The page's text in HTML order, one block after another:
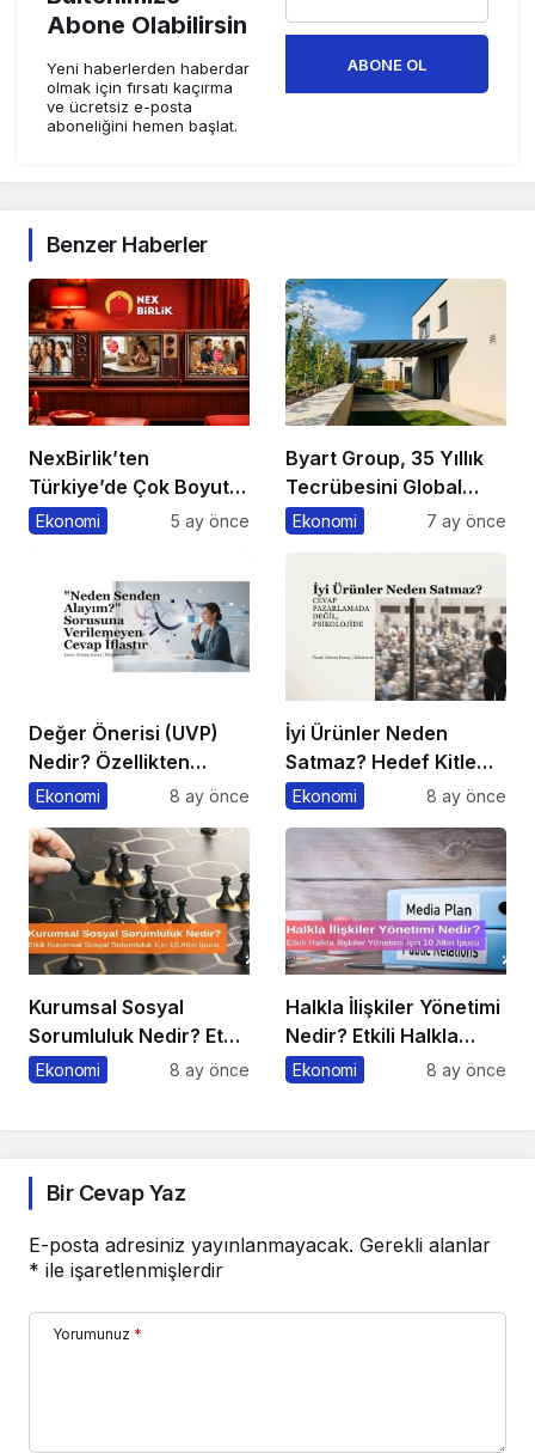
Abone Olabilirsin
Yeni haberlerden haberdar
olmak için fırsatı kaçırma
ve ücretsiz e-posta
aboneliğini hemen başlat.
ABONE OL
Benzer Haberler
NexBirlik’ten
Türkiye’de Çok Boyutlu
Marka Hamlesi
Ekonomi 5 ay önce
Byart Group, 35 Yıllık
Tecrübesini Global
Başarıya Dönüştürüyor
Ekonomi 7 ay önce
Değer Önerisi (UVP)
Nedir? Özellikten
Faydaya Geçiş
Ekonomi 8 ay önce
İyi Ürünler Neden
Satmaz? Hedef Kitle
Yanılgısı
Ekonomi 8 ay önce
Kurumsal Sosyal
Sorumluluk Nedir? Etkili
Kurumsal Sosyal
Ekonomi 8 ay önce
Halkla İlişkiler Yönetimi
Nedir? Etkili Halkla
İlişkiler Yönetimi İçin 10
Ekonomi 8 ay önce
Bir Cevap Yaz
E-posta adresiniz yayınlanmayacak. Gerekli alanlar
* ile işaretlenmişlerdir
Yorumunuz *